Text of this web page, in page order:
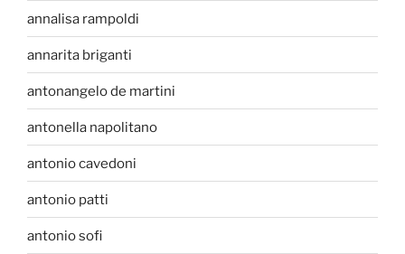
annalisa rampoldi
annarita briganti
antonangelo de martini
antonella napolitano
antonio cavedoni
antonio patti
antonio sofi